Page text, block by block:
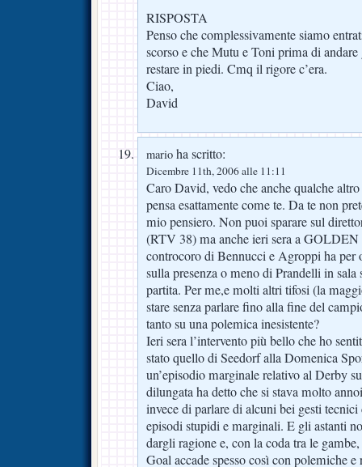
RISPOSTA
Penso che complessivamente siamo
scorso e che Mutu e Toni prima di
restare in piedi. Cmq il rigore c’era.
Ciao,
David
mario ha scritto:
Dicembre 11th, 2006 alle 11:11
Caro David, vedo che anche qualche
pensa esattamente come te. Da te non
mio pensiero. Non puoi sparare sul
(RTV 38) ma anche ieri sera a
controcoro di Bennucci e Agroppi ha per
sulla presenza o meno di Prandelli in
partita. Per me,e molti altri tifosi (la
stare senza parlare fino alla fine del
tanto su una polemica inesistente?
Ieri sera l’intervento più bello che ho
stato quello di Seedorf alla Domenica
un’episodio marginale relativo al Derby
dilungata ha detto che si stava molto
invece di parlare di alcuni bei gesti
episodi stupidi e marginali. E gli astanti
dargli ragione e, con la coda tra le
Goal accade spesso così con polemiche